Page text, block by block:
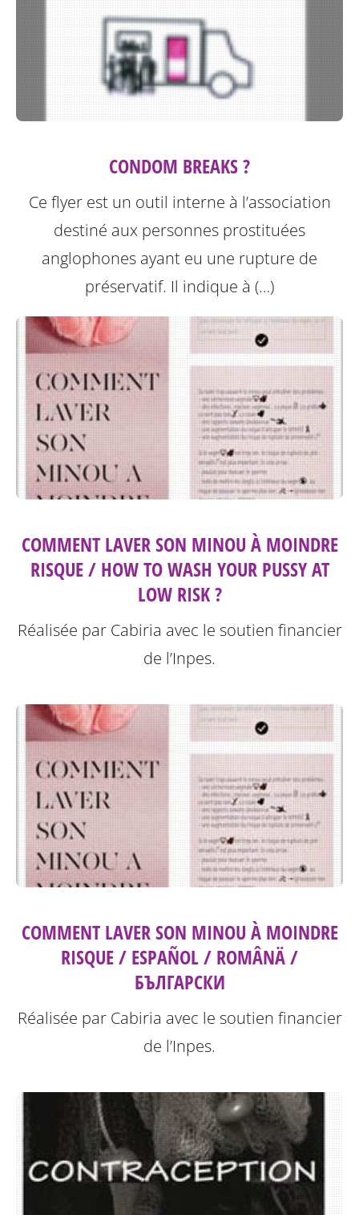
CONDOM BREAKS ?
Ce flyer est un outil interne à l’association
destiné aux personnes prostituées
anglophones ayant eu une rupture de
préservatif. Il indique à (…)
COMMENT LAVER SON MINOU À MOINDRE
RISQUE / HOW TO WASH YOUR PUSSY AT
LOW RISK ?
Réalisée par Cabiria avec le soutien financier
de l’Inpes.
COMMENT LAVER SON MINOU À MOINDRE
RISQUE / ESPAÑOL / ROMÂNÄ /
БЪЛГАРСКИ
Réalisée par Cabiria avec le soutien financier
de l’Inpes.